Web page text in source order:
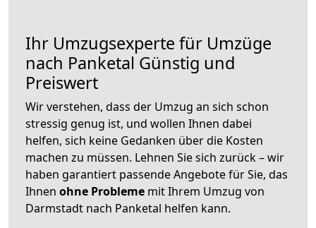
Ihr Umzugsexperte für Umzüge
nach Panketal Günstig und
Preiswert
Wir verstehen, dass der Umzug an sich schon
stressig genug ist, und wollen Ihnen dabei
helfen, sich keine Gedanken über die Kosten
machen zu müssen. Lehnen Sie sich zurück – wir
haben garantiert passende Angebote für Sie, das
Ihnen ohne Probleme mit Ihrem Umzug von
Darmstadt nach Panketal helfen kann.